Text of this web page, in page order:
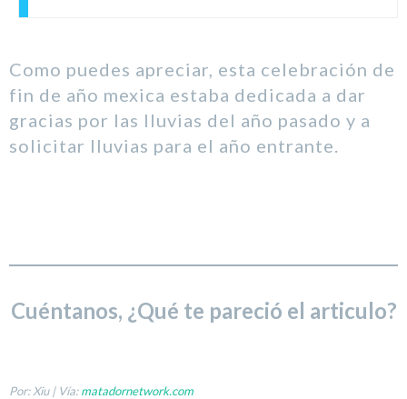
Como puedes apreciar, esta celebración de
fin de año mexica estaba dedicada a dar
gracias por las lluvias del año pasado y a
solicitar lluvias para el año entrante.
Cuéntanos, ¿Qué te pareció el articulo?
Por: Xiu | Vía:matadornetwork.com